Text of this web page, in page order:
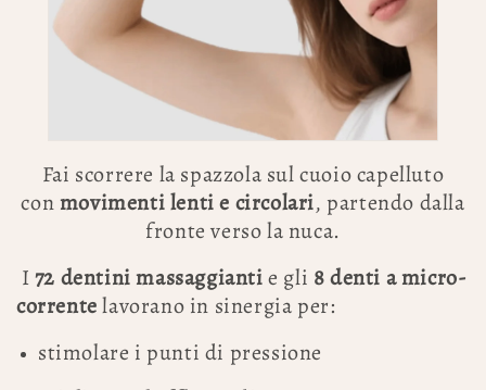
Fai scorrere la spazzola sul cuoio capelluto
conmovimenti lenti e circolari, partendo dalla
fronte verso la nuca.
I72 dentini massaggiantie gli 8 denti a micro-
correntelavorano in sinergia per:
stimolare i punti di pressione